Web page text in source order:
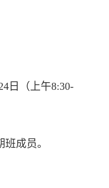
日（上午8:30-
成员。